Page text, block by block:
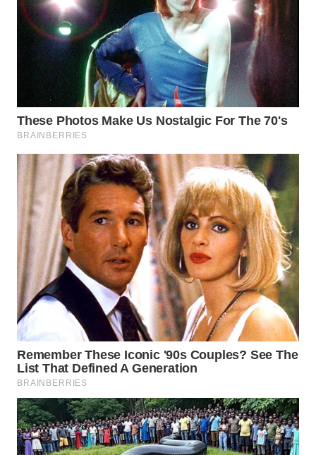
Wahana
Media
Group
WAHANA
NEWS
WAHANA
TANI
WAHANA
ADVOKAT
WAHANA
INFRASTRUKTUR
WAHANA
KONSUMEN
LISTRIK
WAHANA
WAHANA
TV